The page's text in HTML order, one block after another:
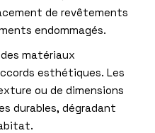
de revêtements
endommagés.
matériaux
esthétiques. Les
ou de dimensions
durables, dégradant